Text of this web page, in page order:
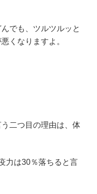
でも、ツルツルッと
くなりますよ。
二つ目の理由は、体
力は30％落ちると言